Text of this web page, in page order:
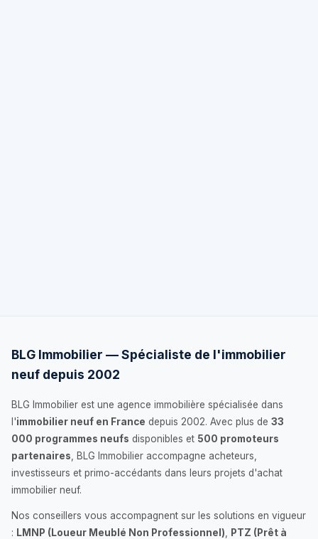
BLG Immobilier — Spécialiste de l'immobilier
neuf depuis 2002
BLG Immobilier est une agence immobilière spécialisée dans
l'immobilier neuf en France depuis 2002. Avec plus de 33
000 programmes neufs disponibles et 500 promoteurs
partenaires , BLG Immobilier accompagne acheteurs,
investisseurs et primo-accédants dans leurs projets d'achat
immobilier neuf.
Nos conseillers vous accompagnent sur les solutions en vigueur
: LMNP (Loueur Meublé Non Professionnel)
PTZ (Prêt à